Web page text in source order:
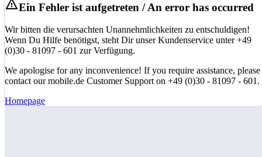
Ein Fehler ist aufgetreten / An error has occurred
Wir bitten die verursachten Unannehmlichkeiten zu entschuldigen!
Wenn Du Hilfe benötigst, steht Dir unser Kundenservice unter +49
(0)30 - 81097 - 601 zur Verfügung.
We apologise for any inconvenience! If you require assistance, please
contact our mobile.de Customer Support on +49 (0)30 - 81097 - 601.
Homepage